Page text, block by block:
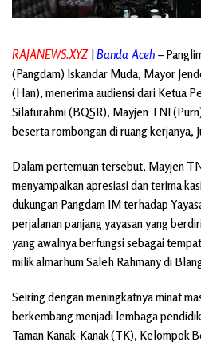
RAJANEWS.XYZ Banda Aceh –
(Pangdam) Iskandar Muda, Mayor
(Han), menerima audiensi dari Ketua
Silaturahmi (BQSR), Mayjen TNI
beserta rombongan di ruang kerjanya,
Dalam pertemuan tersebut, Mayjen
menyampaikan apresiasi dan terima
dukungan Pangdam IM terhadap
perjalanan panjang yayasan yang
yang awalnya berfungsi sebagai
milik almarhum Saleh Rahmany di
Seiring dengan meningkatnya minat
berkembang menjadi lembaga
Taman Kanak-Kanak (TK), Kelompok